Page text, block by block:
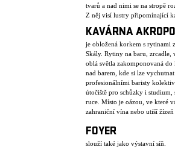
tvarů a nad nimi se na stropě
Z něj visí lustry připomínající
KAVÁRNA
je obložená korkem s rytinami
Skály. Rytiny na baru,
oblá světla zakomponovaná
nad barem, kde si lze
profesionálními baristy
útočiště pro schůzky i
ruce. Místo je oázou, ve které
zahraniční vína nebo utiší
FOYER
slouží také jako výstavní síň.